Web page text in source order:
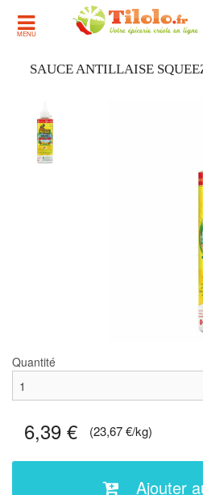
MENU
SAUCE ANTILLAISE
Quantité
6,39 € (23,67 €/kg)
Ajouter